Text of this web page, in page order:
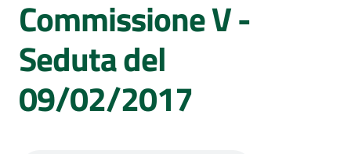
Attività
Commissione V -
Seduta del
09/02/2017